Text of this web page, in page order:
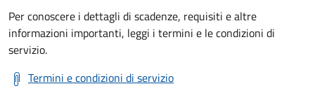
Per conoscere i dettagli di scadenze, requisiti e altre
informazioni importanti, leggi i termini e le condizioni di
servizio.
Termini e condizioni di servizio